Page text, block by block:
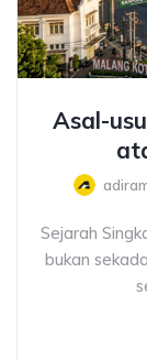
Asal-
Sejarah
bukan